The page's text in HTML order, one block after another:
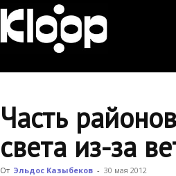
Новости
Часть
света из-за
От Эльдос Казыбеков - 30 мая 2012